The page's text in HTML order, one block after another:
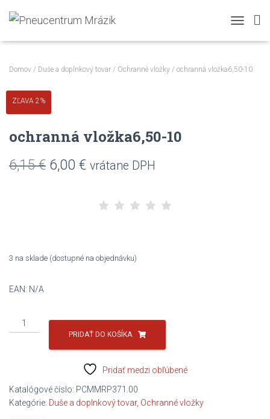
Domov / Duše a doplnkový tovar / Ochranné vložky / ochranná vložka6,50-10
ZĽAVA 2%
ochranná vložka6,50-10
6,15€ Pôvodná
6,00 €Aktuálna
vrátane DPH
3 na sklade (dostupné na objednávku)
EAN: N/A
množstvo
ochranná
vložka6,50-
PRIDAŤ DO KOŠÍKA
Pridať medzi obľúbené
Katalógové číslo: PCMMRP371.00
Kategórie: Duše a doplnkový tovar, Ochranné vložky